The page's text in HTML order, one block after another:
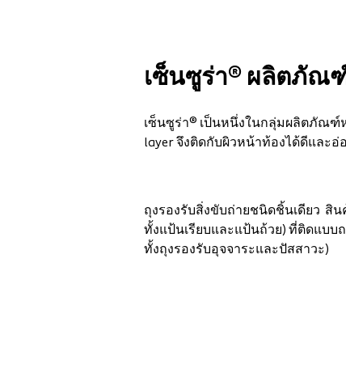
เซ็นซูร่า® ผลิตภัณ
เซ็นซูร่า® เป็นหนึ่งในกลุ่มผลิตภัณฑ์
layer จึงติดกับผิวหน้าท้องได้ดีและอ่
ถุงรองรับสิ่งขับถ่ายชนิดชิ้นเดียว สิ
ทั้งแป้นเรียบและแป้นถ้วย) ที่ติดแบบ
ทั้งถุงรองรับอุจจาระและปัสสาวะ)